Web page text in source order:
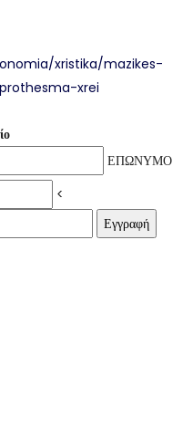
xristika/mazikes-
xrei
ΕΠΩΝΥΜΟ
<